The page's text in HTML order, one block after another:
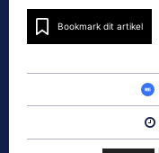
Bookmark dit artikel